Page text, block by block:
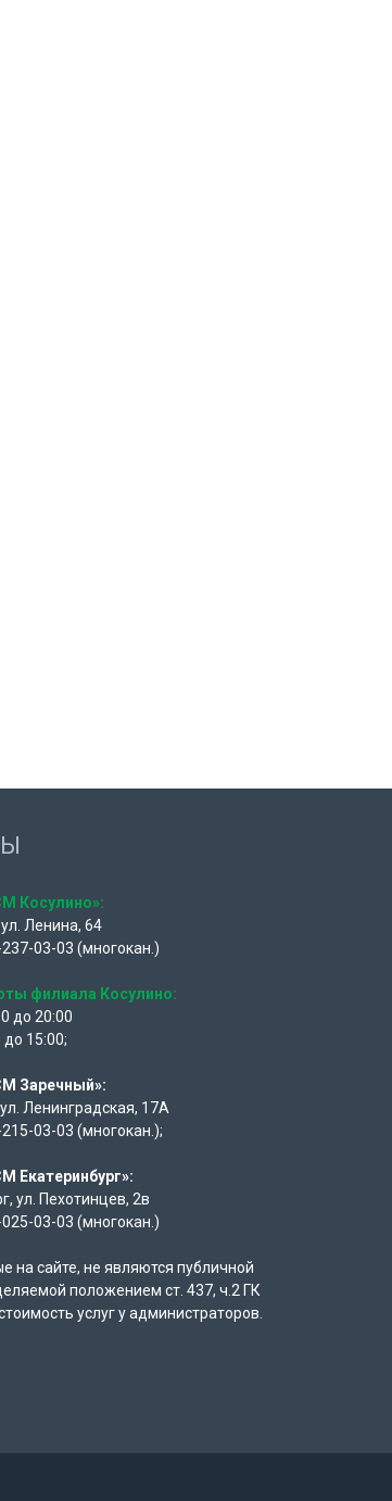
Косулино»:
Ленина, 64
03-03 (многокан.)
филиала Косулино:
до 20:00
до 15:00;
Заречный»:
Ленинградская, 17А
03-03 (многокан.);
Екатеринбург»:
ул. Пехотинцев, 2в
03-03 (многокан.)
на сайте, не являются публичной
положением ст. 437, ч.2 ГК
услуг у администраторов.